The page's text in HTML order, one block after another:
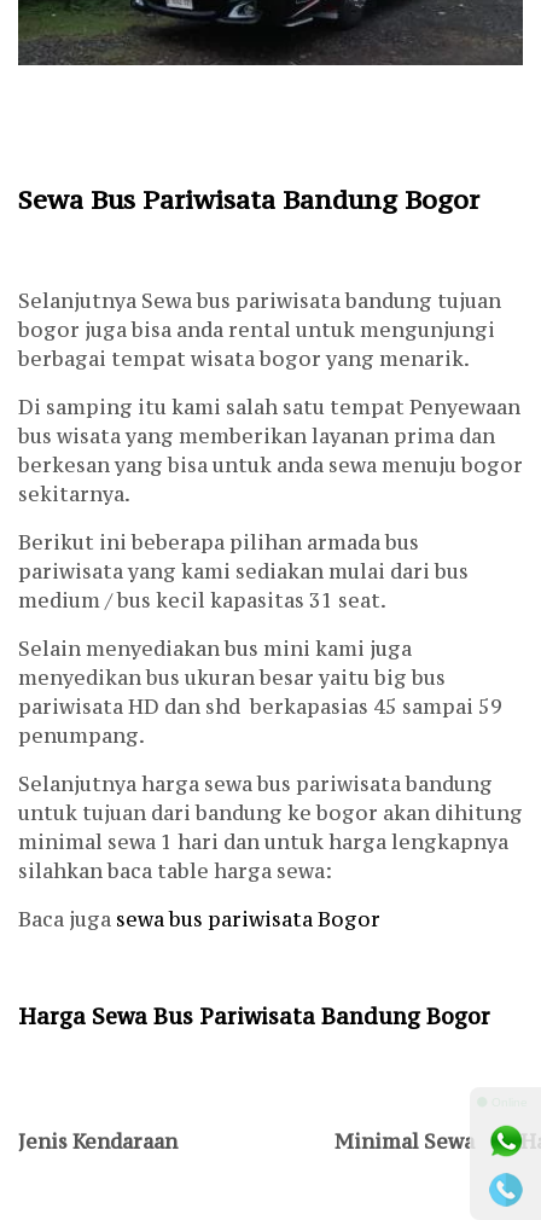
Sewa Bus Pariwisata Bandung Bogor
Selanjutnya Sewa bus pariwisata bandung tujuan
bogor juga bisa anda rental untuk mengunjungi
berbagai tempat wisata bogor yang menarik.
Di samping itu kami salah satu tempat Penyewaan
bus wisata yang memberikan layanan prima dan
berkesan yang bisa untuk anda sewa menuju bogor
sekitarnya.
Berikut ini beberapa pilihan armada bus
pariwisata yang kami sediakan mulai dari bus
medium / bus kecil kapasitas 31 seat.
Selain menyediakan bus mini kami juga
menyedikan bus ukuran besar yaitu big bus
pariwisata HD dan shd berkapasias 45 sampai 59
penumpang.
Selanjutnya harga sewa bus pariwisata bandung
untuk tujuan dari bandung ke bogor akan dihitung
minimal sewa 1 hari dan untuk harga lengkapnya
silahkan baca table harga sewa:
Baca juga sewa bus pariwisata Bogor
Harga Sewa Bus Pariwisata Bandung Bogor
Jenis Kendaraan Minimal Sewa